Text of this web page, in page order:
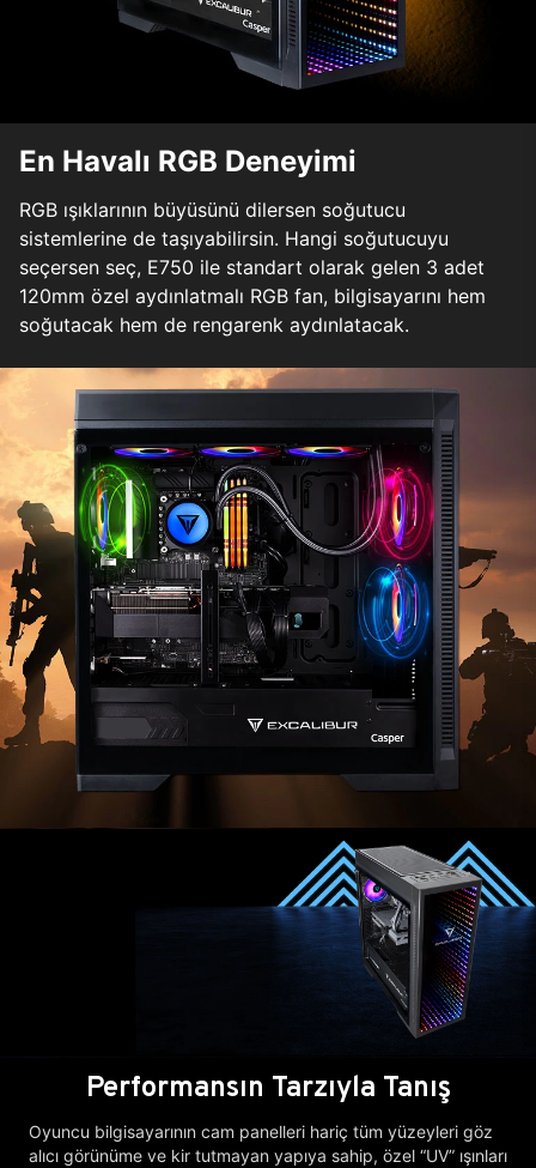
En Havalı RGB Deneyimi
RGB ışıklarının büyüsünü dilersen soğutucu
sistemlerine de taşıyabilirsin. Hangi soğutucuyu
seçersen seç, E750 ile standart olarak gelen 3 adet
120mm özel aydınlatmalı RGB fan, bilgisayarını hem
soğutacak hem de rengarenk aydınlatacak.
Performansın Tarzıyla Tanış
Oyuncu bilgisayarının cam panelleri hariç tüm yüzeyleri göz
alıcı görünüme ve kir tutmayan yapıya sahip, özel “UV” ışınları